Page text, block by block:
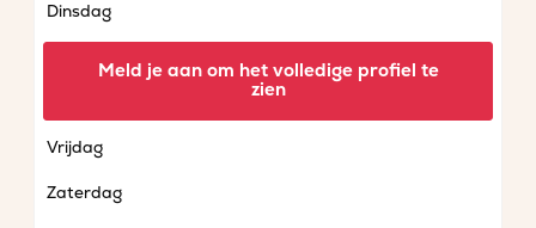
Dinsdag
Vrijdag
Zaterdag
Meld je aan om het volledige profiel te
zien